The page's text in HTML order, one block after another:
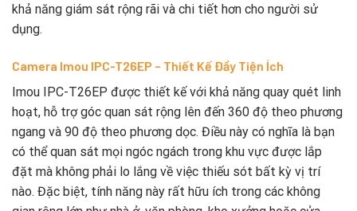
khả năng giám sát rộng rãi và chi tiết hơn cho người sử
dụng.
Camera Imou IPC-T26EP – Thiết Kế Đầy Tiện Ích
Imou IPC-T26EP được thiết kế với khả năng quay quét linh
hoạt, hỗ trợ góc quan sát rộng lên đến 360 độ theo phương
ngang và 90 độ theo phương dọc. Điều này có nghĩa là bạn
có thể quan sát mọi ngóc ngách trong khu vực được lắp
đặt mà không phải lo lắng về việc thiếu sót bất kỳ vị trí
nào. Đặc biệt, tính năng này rất hữu ích trong các không